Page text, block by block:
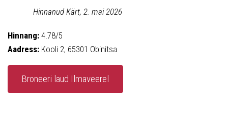
Hinnanud Kärt, 2. mai 2026
Hinnang: 4.78/5
Aadress: Kooli 2, 65301 Obinitsa
Broneeri laud Ilmaveerel